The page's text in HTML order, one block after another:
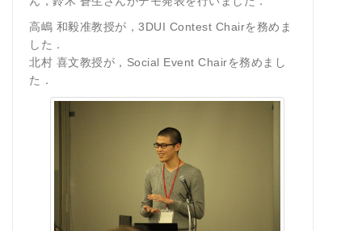
高嶋 和毅准教授が，3DUI Contest Chairを務めま
した．
北村 喜文教授が，Social Event Chairを務めまし
た．